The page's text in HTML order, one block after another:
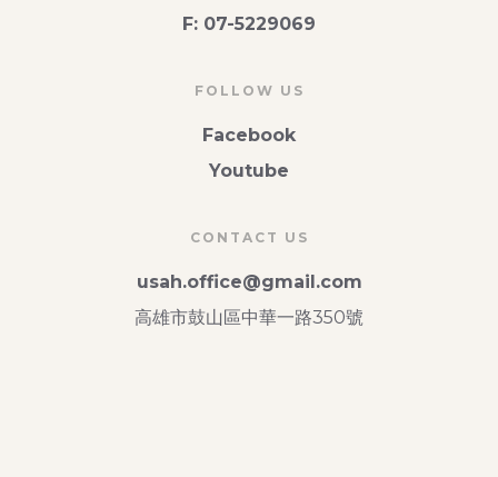
F: 07-5229069
FOLLOW US
Facebook
Youtube
CONTACT US
usah.office@gmail.com
高雄市鼓山區中華一路350號